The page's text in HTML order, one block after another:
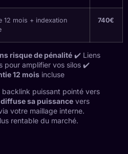
12 mois + indexation
740€
risque de pénalité ✔️ Liens
pour amplifier vos silos ✔️
12 mois incluse
backlink puissant pointé vers
diffuse sa puissance vers
votre maillage interne.
rentable du marché.